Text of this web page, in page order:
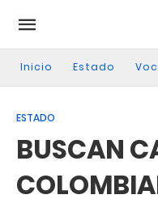
Inicio Estado
ESTADO
BUSCAN